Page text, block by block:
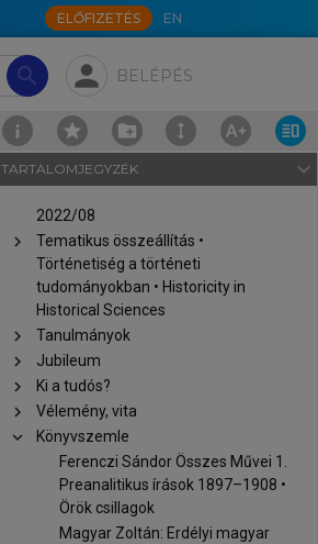
ELŐFIZETÉS EN
search person BELÉPÉS
TARTALOMJEGYZÉK navigate_next
2022/08
chevron_right
Tematikus összeállítás •
Történetiség a történeti
tudományokban • Historicity in
Historical Sciences
chevron_right Tanulmányok
chevron_right Jubileum
chevron_right Ki a tudós?
chevron_right Vélemény, vita
chevron_right
Könyvszemle
Ferenczi Sándor Összes Művei 1.
Preanalitikus írások 1897–1908 •
Örök csillagok
Magyar Zoltán: Erdélyi magyar